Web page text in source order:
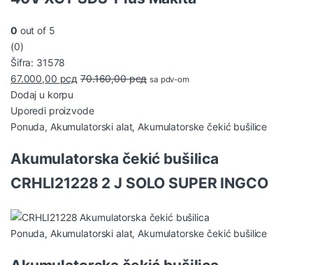
0 out of 5
(0)
Šifra: 31578
67.000,00 рсд 70.160,00рсд sa pdv-om
Dodaj u korpu
Uporedi proizvode
Ponuda, Akumulatorski alat, Akumulatorske čekić bušilice
Akumulatorska čekić bušilica
CRHLI21228 2 J SOLO SUPER INGCO
Ponuda, Akumulatorski alat, Akumulatorske čekić bušilice